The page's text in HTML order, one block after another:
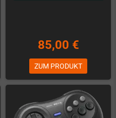
85,00 €
ZUM PRODUKT